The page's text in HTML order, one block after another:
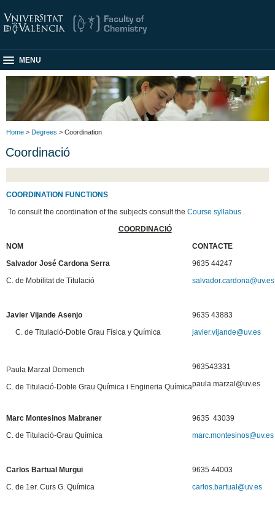
MENU
Home > Degrees > Coordination
Coordinació
COORDINATION FUNCTIONS
To consult the coordination of the subjects consult theCourse syllabus
COORDINACIÓ
NOM
CONTACTE
Salvador José Cardona Serra
9635 44247
C. de Mobilitat de Titulació
salvador.cardona@uv.es
Javier Vijande Asenjo
9635 43883
C. de Titulació-Doble Grau Física y Química
javier.vijande@uv.es
Paula Marzal Domench 963543331
C. de Titulació-Doble Grau Química i Engineria Químicapaula.marzal@uv.es
Marc Montesinos Mabraner
9635 43039
C. de Titulació-Grau Química
marc.montesinos@uv.es
Carlos Bartual Murgui
9635 44003
C. de 1er. Curs G. Química
carlos.bartual@uv.es